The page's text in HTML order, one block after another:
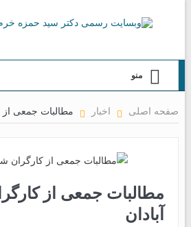
منو
صفحه اصلی اخبار مطالبات جمعی از
مطالبات جمعی از
آبادان